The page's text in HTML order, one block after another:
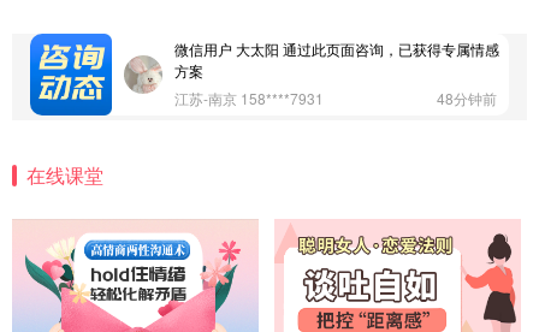
微信用户 大太阳 通过此页面咨询，已获得专属情感
方案
江苏-南京 158****7931
48分钟前
情感方案
北京-朝阳 151****3189
22分钟前
微信用户 巧?媚儿 通过此页面咨询，已获得专属情感
方案
在线课堂